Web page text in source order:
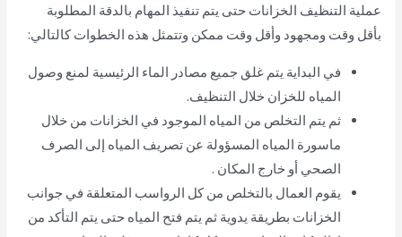
عملية التنظيف الخزانات حتى يتم تنفيذ المهام بالدقة المطلوبة
بأقل وقت ومجهود وأقل وقت ممكن وتتمثل هذه الخطوات كالتالي:
في البداية يتم غلق جميع مصادر الماء الرئيسية لمنع وصول
المياه للخزان خلال التنظيف.
ثم يتم التخلص من المياه الموجود في الخزانات من خلال
ماسورة المياه المسؤولة عن تصريف المياه إلى الصرف
الصحي أو خارج المكان .
يقوم العمال بالتخلص من كل الرواسب المتعلقة في جوانب
الخزانات بطريقة يدوية ثم يتم فتح المياه حتى يتم التأكد من